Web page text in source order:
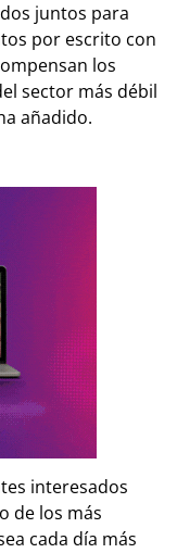
juntos para
por escrito con
los
sector más débil
añadido.
interesados
de los más
cada día más